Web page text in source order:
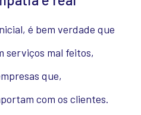
é bem verdade que
serviços mal feitos,
que,
com os clientes.